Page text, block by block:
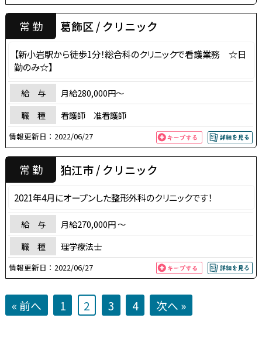
常 勤 葛飾区 / クリニック
【新小岩駅から徒歩1分！総合科のクリニックで看護業務 ☆日
勤のみ☆】
給 与
月給280,000円～
職 種
看護師 准看護師
情報更新日：2022/06/27
常 勤 狛江市 / クリニック
2021年4月にオープンした整形外科のクリニックです！
給 与
月給270,000円 〜
職 種
理学療法士
情報更新日： 2022/06/27
« 前へ 1 2 3 4 次へ »